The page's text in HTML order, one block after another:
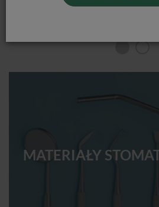
MATERIAŁY